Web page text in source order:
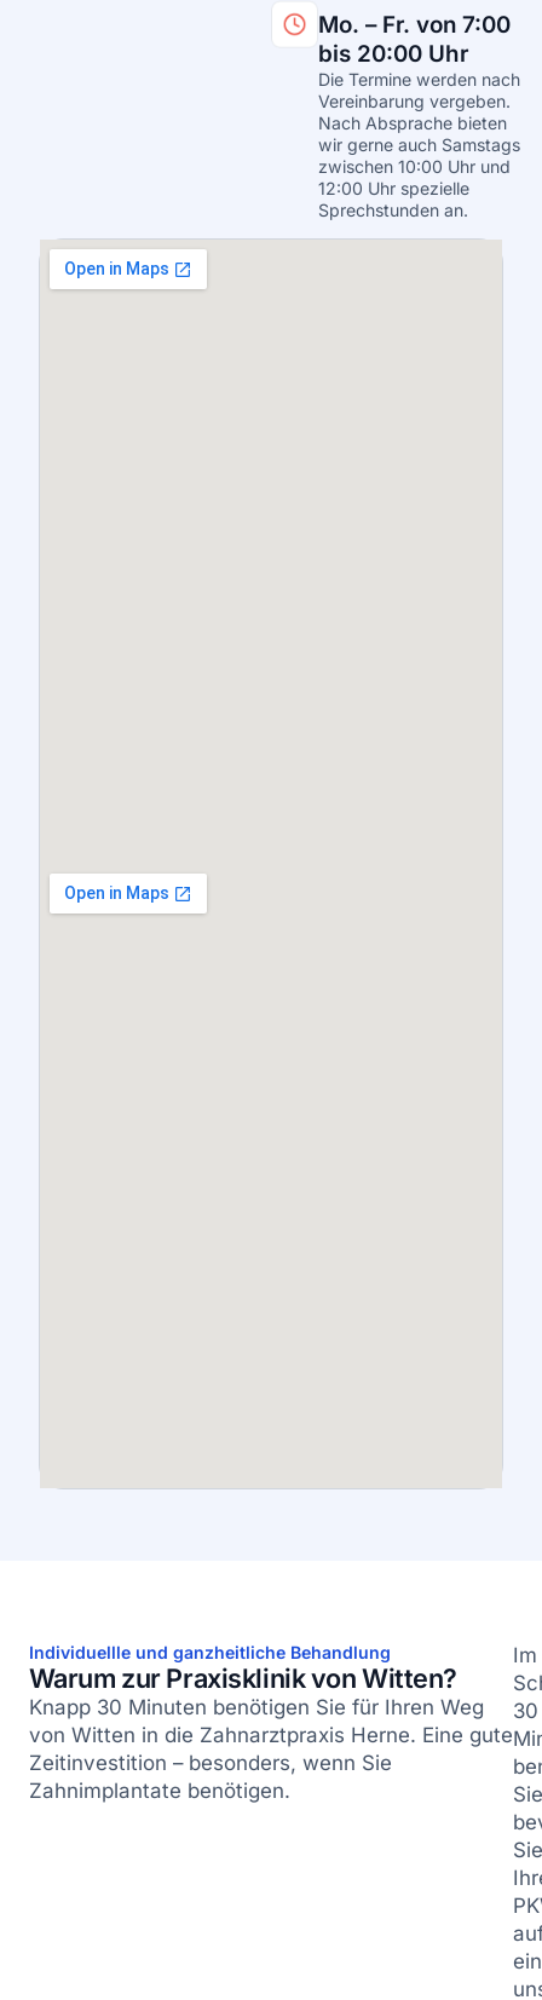
Mo. – Fr. von 7:00
bis 20:00 Uhr
Die Termine werden nach
Vereinbarung vergeben.
Nach Absprache bieten
wir gerne auch Samstags
zwischen 10:00 Uhr und
12:00 Uhr spezielle
Sprechstunden an.
Individuellle und ganzheitliche Behandlung
Warum zur Praxisklinik von Witten?
Knapp 30 Minuten benötigen Sie für Ihren Weg
von Witten in die Zahnarztpraxis Herne. Eine gute
Zeitinvestition – besonders, wenn Sie
Zahnimplantate benötigen.
Im
30